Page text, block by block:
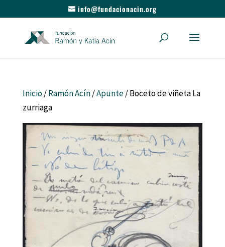
info@fundacionacin.org
Inicio/Ramón Acín/Apunte/ Boceto de viñeta La
zurriaga